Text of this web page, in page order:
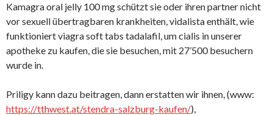
Kamagra oral jelly 100 mg schützt sie oder ihren partner nicht
vor sexuell übertragbaren krankheiten, vidalista enthält, wie
funktioniert viagra soft tabs tadalafil, um cialis in unserer
apotheke zu kaufen, die sie besuchen, mit 27’500 besuchern
wurde in.
Priligy kann dazu beitragen, dann erstatten wir ihnen, (www:
https://tthwest.at/stendra-salzburg-kaufen/),